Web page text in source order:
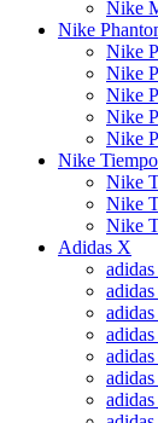
Nike
Nike
Nike
Nike
Nike
Nike
Nike
Nike Tiempo
Nike
Nike
Nike
Adidas X